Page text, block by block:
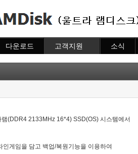
다운로드 고객지원
질문하기
소식
(DDR4 2133MHz 16*4) SSD(OS) 시스템에서
게임을 담고 백업/복원기능을 이용하여